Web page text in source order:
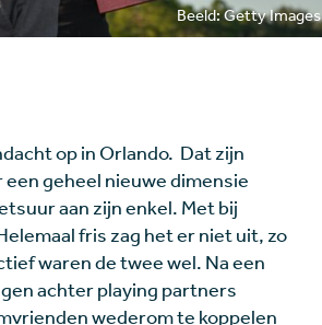
Beeld: Getty Images
op in Orlando. Dat zijn
geheel nieuwe dimensie
aan zijn enkel. Met bij
fris zag het er niet uit, zo
waren de twee wel. Na een
achter playing partners
wederom te koppelen